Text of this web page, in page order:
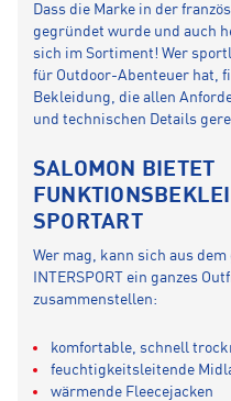
Dass die Marke in der
gegründet wurde und auch
sich im Sortiment! Wer
für Outdoor-Abenteuer hat,
Bekleidung, die allen
und technischen Details
SALOMON BIETET
SPORTART
Wer mag, kann sich aus
INTERSPORT ein ganzes
zusammenstellen:
komfortable, schnell
feuchtigkeitsleitende
wärmende Fleecejacken